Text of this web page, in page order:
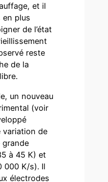
et il
en plus
de l’état
reste
de la
un nouveau
(voir
variation de
grande
à 45 K) et
000 K/s). Il
électrodes